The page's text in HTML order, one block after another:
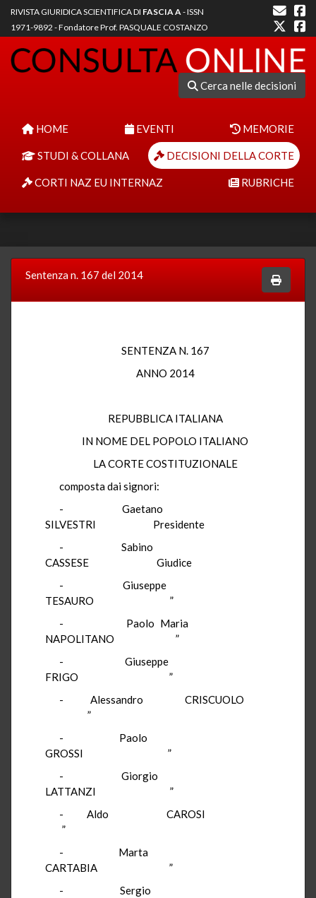
RIVISTA GIURIDICA SCIENTIFICA DI FASCIA A- ISSN
1971-9892 - Fondatore Prof. PASQUALE COSTANZO
Cerca nelle decisioni
HOME EVENTI MEMORIE
STUDI & COLLANA DECISIONI DELLA CORTE
CORTI NAZ EU INTERNAZ RUBRICHE
Sentenza n. 167 del 2014
SENTENZA N. 167
ANNO 2014
REPUBBLICA ITALIANA
IN NOME DEL POPOLO ITALIANO
LA CORTE COSTITUZIONALE
composta dai signori:
- Gaetano
SILVESTRI Presidente
- Sabino
CASSESE Giudice
- Giuseppe
TESAURO ”
- Paolo Maria
NAPOLITANO ”
- Giuseppe
FRIGO ”
- Alessandro CRISCUOLO
”
- Paolo
GROSSI ”
- Giorgio
LATTANZI ”
- Aldo CAROSI
”
- Marta
CARTABIA ”
- Sergio